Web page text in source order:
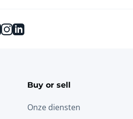
facebook
instagram
linkedin
Buy or sell
Onze diensten